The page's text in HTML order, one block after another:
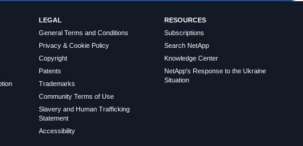
LEGAL
General Terms and Conditions
Privacy & Cookie Policy
Copyright
Patents
Trademarks
Community Terms of Use
Slavery and Human Trafficking
Statement
Accessibility
RESOURCES
Subscriptions
Search NetApp
Knowledge Center
NetApp's Response to the Ukraine
Situation